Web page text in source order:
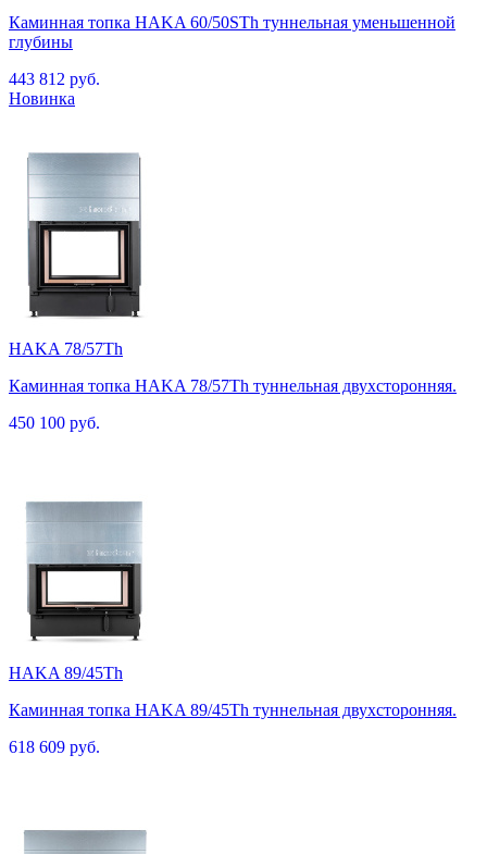
Каминная топка HAKA 60/50STh туннельная уменьшенной
глубины
443 812 руб.
HAKA 78/57Th
Каминная топка HAKA 78/57Th туннельная двухсторонняя.
450 100 руб.
HAKA 89/45Th
Каминная топка HAKA 89/45Th туннельная двухсторонняя.
618 609 руб.